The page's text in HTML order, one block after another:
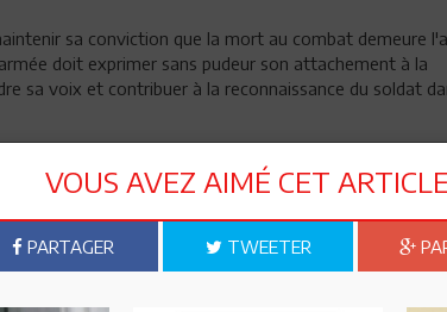
sa conviction que la mort au combat demeure
doit exprimer sans pudeur son attachement à la
sa voix et contribuer à la reconnaissance du soldat
à une communauté de valeurs dans laquelle l'intérêt
plus marquée pourrait sans nul doute, contribuer à
du peuple algérien, du prestige de l'armée
de la patrie serait une démarche juste et pertinente.
VOUS AVEZ AIMÉ CET
PARTAGER TWEETER